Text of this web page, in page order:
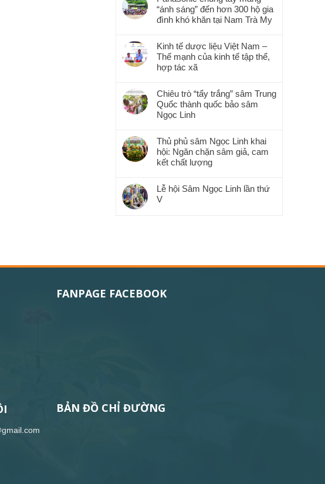
“ánh sáng” đến hơn 300 hộ gia
đình khó khăn tại Nam Trà My
Kinh tế dược liệu Việt Nam –
Thế mạnh của kinh tế tập thể,
hợp tác xã
Chiêu trò “tẩy trắng” sâm Trung
Quốc thành quốc bảo sâm
Ngọc Linh
Thủ phủ sâm Ngọc Linh khai
hội: Ngăn chặn sâm giả, cam
kết chất lượng
Lễ hội Sâm Ngọc Linh lần thứ
V
FANPAGE FACEBOOK
BẢN ĐỒ CHỈ ĐƯỜNG